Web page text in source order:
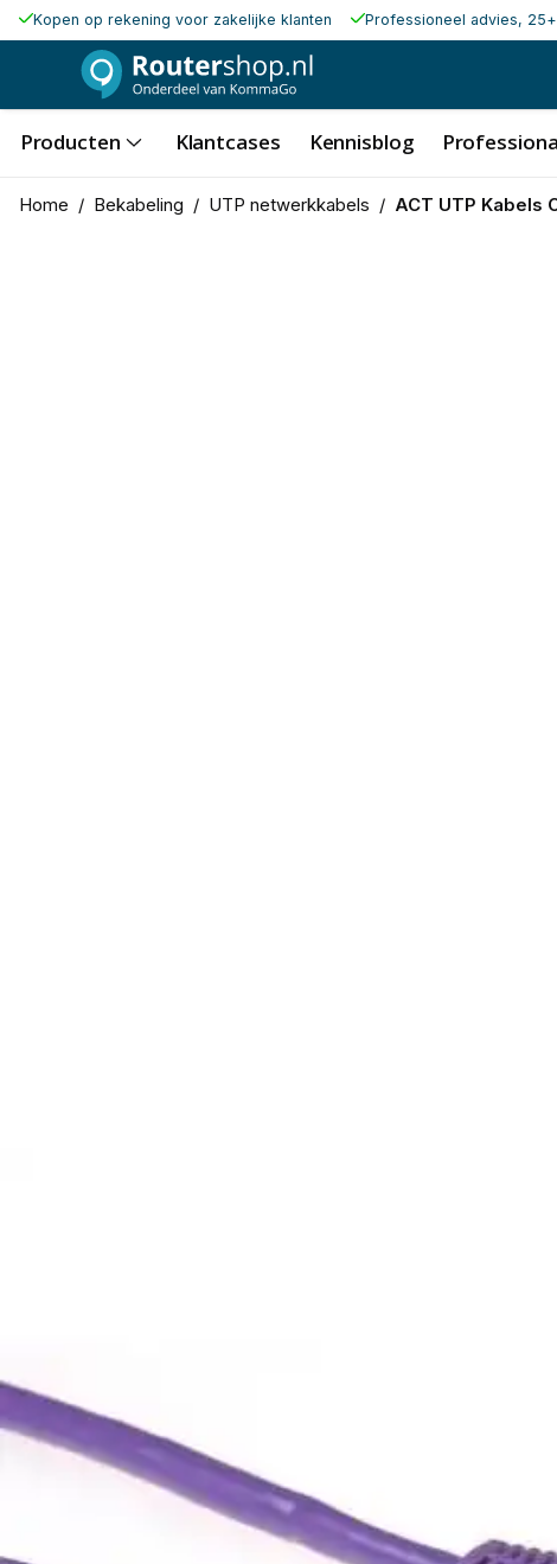
Kopen op rekening voor zakelijke klanten Professioneel advies,
Producten Klantcases Kennisblog
Home / Bekabeling / UTP netwerkkabels / ACT UTP Kabels